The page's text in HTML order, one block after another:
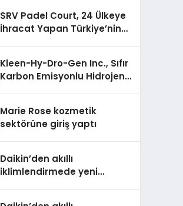
SRV Padel Court, 24 Ülkeye
İhracat Yapan Türkiye’nin
Kleen-Hy-Dro-Gen Inc., Sıfır
Karbon Emisyonlu Hidrojen
Aldı
Marie Rose kozmetik
sektörüne giriş yaptı
Daikin’den akıllı
iklimlendirmede yeni